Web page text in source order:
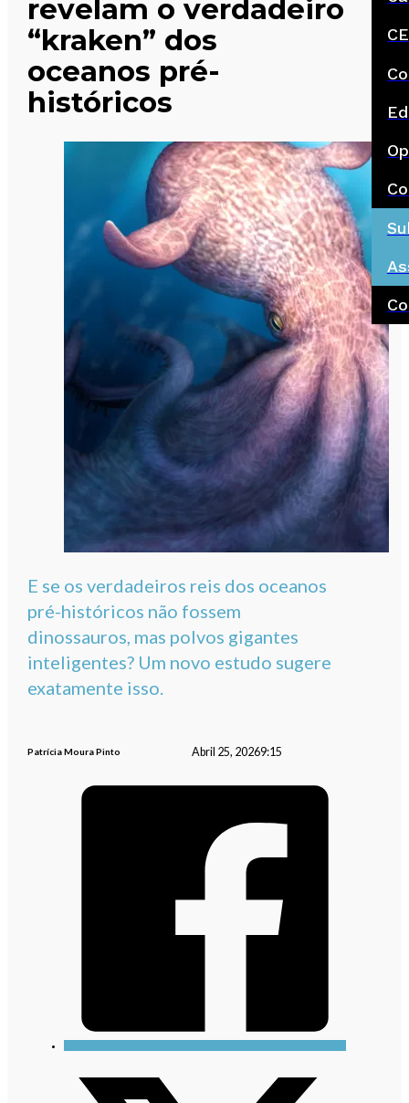
revelam o verdadeiro
“kraken” dos
oceanos pré-
históricos
E se os verdadeiros reis dos oceanos
pré-históricos não fossem
dinossauros, mas polvos gigantes
inteligentes? Um novo estudo sugere
exatamente isso.
Patrícia Moura Pinto Abril 25, 20269:15